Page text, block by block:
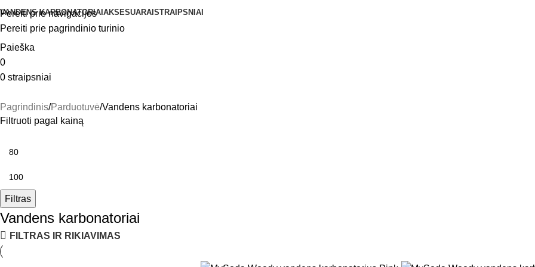
Pereiti prie navigacijos
Pereiti prie pagrindinio turinio
VANDENS KARBONATORIAI AKSESUARAI STRAIPSNIAI
Paieška
0
0 straipsniai
Pagrindinis Parduotuvė Vandens karbonatoriai
Filtruoti pagal kainą
Filtras
Vandens karbonatoriai
FILTRAS IR RIKIAVIMAS